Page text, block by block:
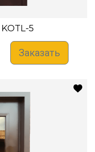
KOTL-5
Заказать